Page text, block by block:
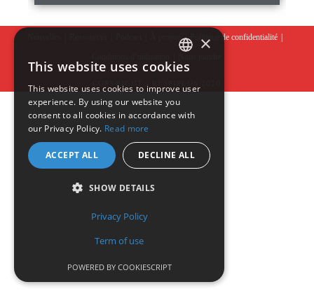
À propos
Politique de confidentialité
ENGLISH
×
This website uses cookies
This website uses cookies to improve user
experience. By using our website you
consent to all cookies in accordance with
our Privacy Policy. Read more
ACCEPT ALL DECLINE ALL
SHOW DETAILS
Privacy Policy
Term of use
POWERED BY COOKIESCRIPT